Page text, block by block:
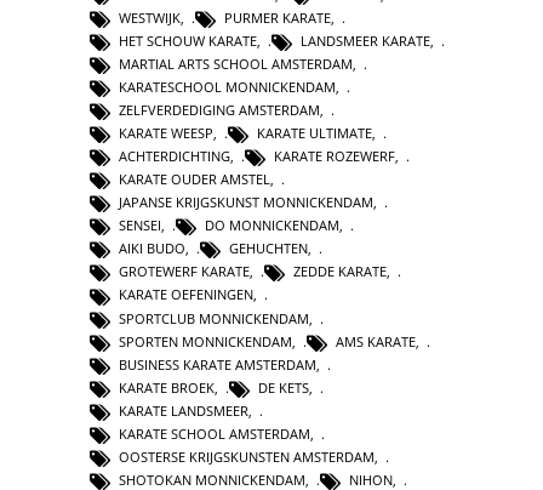
WESTWIJK
PURMER KARATE
HET SCHOUW KARATE
LANDSMEER KARATE
MARTIAL ARTS SCHOOL AMSTERDAM
KARATESCHOOL MONNICKENDAM
ZELFVERDEDIGING AMSTERDAM
KARATE WEESP, KARATE ULTIMATE,
ACHTERDICHTING, KARATE ROZEWERF,
KARATE OUDER AMSTEL,
JAPANSE KRIJGSKUNST MONNICKENDAM,
SENSEI, DO MONNICKENDAM,
AIKI BUDO, GEHUCHTEN,
GROTEWERF KARATE, ZEDDE KARATE,
KARATE OEFENINGEN,
SPORTCLUB MONNICKENDAM
SPORTEN MONNICKENDAM
AMS KARATE
BUSINESS KARATE AMSTERDAM
KARATE BROEK
DE KETS
KARATE LANDSMEER
KARATE SCHOOL AMSTERDAM
OOSTERSE KRIJGSKUNSTEN AMSTERDAM
SHOTOKAN MONNICKENDAM
NIHON